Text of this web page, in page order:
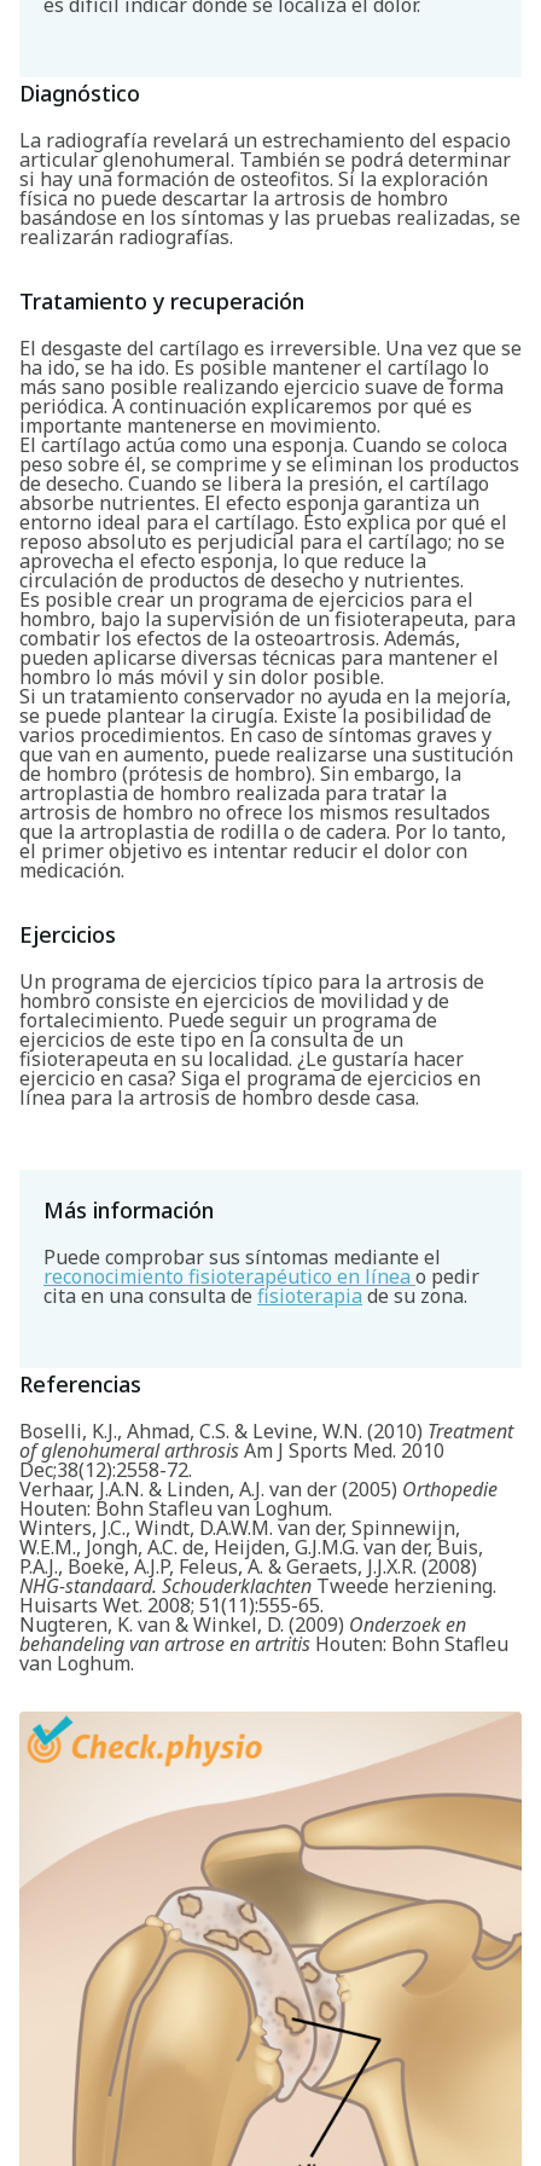
Buscar
Diagnóstico
La radiografía revelará un estrechamiento del espacio
articular glenohumeral. También se podrá determinar
si hay una formación de osteofitos. Si la exploración
física no puede descartar la artrosis de hombro
basándose en los síntomas y las pruebas realizadas, se
realizarán radiografías.
Tratamiento y recuperación
El desgaste del cartílago es irreversible. Una vez que se
ha ido, se ha ido. Es posible mantener el cartílago lo
más sano posible realizando ejercicio suave de forma
periódica. A continuación explicaremos por qué es
importante mantenerse en movimiento.
El cartílago actúa como una esponja. Cuando se coloca
peso sobre él, se comprime y se eliminan los productos
de desecho. Cuando se libera la presión, el cartílago
absorbe nutrientes. El efecto esponja garantiza un
entorno ideal para el cartílago. Esto explica por qué el
reposo absoluto es perjudicial para el cartílago; no se
aprovecha el efecto esponja, lo que reduce la
circulación de productos de desecho y nutrientes.
Es posible crear un programa de ejercicios para el
hombro, bajo la supervisión de un fisioterapeuta, para
combatir los efectos de la osteoartrosis. Además,
pueden aplicarse diversas técnicas para mantener el
hombro lo más móvil y sin dolor posible.
Si un tratamiento conservador no ayuda en la mejoría,
se puede plantear la cirugía. Existe la posibilidad de
varios procedimientos. En caso de síntomas graves y
que van en aumento, puede realizarse una sustitución
de hombro (prótesis de hombro). Sin embargo, la
artroplastia de hombro realizada para tratar la
artrosis de hombro no ofrece los mismos resultados
que la artroplastia de rodilla o de cadera. Por lo tanto,
el primer objetivo es intentar reducir el dolor con
medicación.
Ejercicios
Un programa de ejercicios típico para la artrosis de
hombro consiste en ejercicios de movilidad y de
fortalecimiento. Puede seguir un programa de
ejercicios de este tipo en la consulta de un
fisioterapeuta en su localidad. ¿Le gustaría hacer
ejercicio en casa? Siga el programa de ejercicios en
línea para la artrosis de hombro desde casa.
Más información
Puede comprobar sus síntomas mediante el
reconocimiento fisioterapéutico en línea o pedir
cita en una consulta de fisioterapia de su zona.
Referencias
Boselli, K.J., Ahmad, C.S. & Levine, W.N. (2010) Treatment
of glenohumeral arthrosisAm J Sports Med. 2010
Dec;38(12):2558-72.
Verhaar, J.A.N. & Linden, A.J. van der (2005) Orthopedie
Houten: Bohn Stafleu van Loghum.
Winters, J.C., Windt, D.A.W.M. van der, Spinnewijn,
W.E.M., Jongh, A.C. de, Heijden, G.J.M.G. van der, Buis,
P.A.J., Boeke, A.J.P, Feleus, A. & Geraets, J.J.X.R. (2008)
NHG-standaard. Schouderklachten Tweede herziening.
Huisarts Wet. 2008; 51(11):555-65.
Nugteren, K. van & Winkel, D. (2009) Onderzoek en
behandeling van artrose en artritis Houten: Bohn Stafleu
van Loghum.